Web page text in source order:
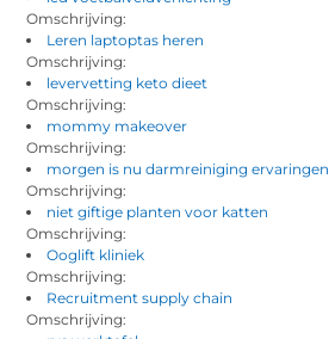
Omschrijving:
Leren laptoptas heren
Omschrijving:
levervetting keto dieet
Omschrijving:
mommy makeover
Omschrijving:
morgen is nu darmreiniging ervaringen
Omschrijving:
niet giftige planten voor katten
Omschrijving:
Ooglift kliniek
Omschrijving:
Recruitment supply chain
Omschrijving: